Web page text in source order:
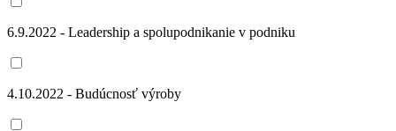
6.9.2022 - Leadership a spolupodnikanie v podniku
4.10.2022 - Budúcnosť výroby